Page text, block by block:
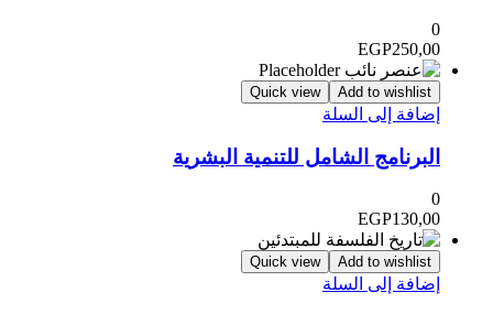
0
EGP250,00
Add to wishlist
Quick view
إضافة إلى السلة
البرنامج الشامل للتنمية البشرية
0
EGP130,00
Add to wishlist
Quick view
إضافة إلى السلة